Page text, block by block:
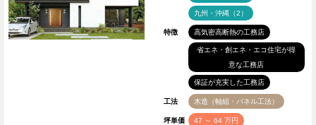
九州・沖縄（2）
特徴 高気密高断熱の工務店
省エネ・創エネ・エコ住宅が得
意な工務店
保証が充実した工務店
工法 木造（軸組・パネル工法）
坪単価 47 ～ 64 万円